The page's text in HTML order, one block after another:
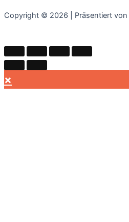
Copyright © 2026 | Präsentiert von
×